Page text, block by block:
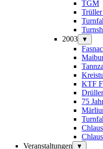
TGM
2003
▼
KTF
75
Chlaus
Veranstaltungen
▼